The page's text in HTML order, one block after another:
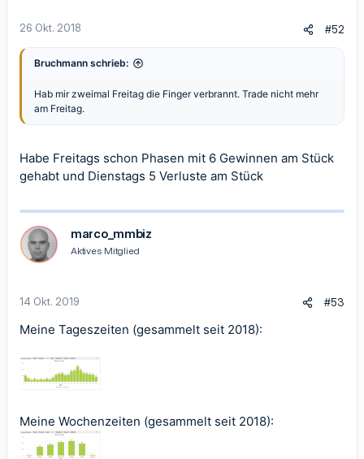
:
26 Okt. 2018 #52
Bruchmann schrieb:
Hab mir zweimal Freitag die Finger verbrannt. Trade nicht mehr
am Freitag.
Habe Freitags schon Phasen mit 6 Gewinnen am Stück
gehabt und Dienstags 5 Verluste am Stück
marco_mmbiz
Aktives Mitglied
14 Okt. 2019 #53
Meine Tageszeiten (gesammelt seit 2018):
Meine Wochenzeiten (gesammelt seit 2018):